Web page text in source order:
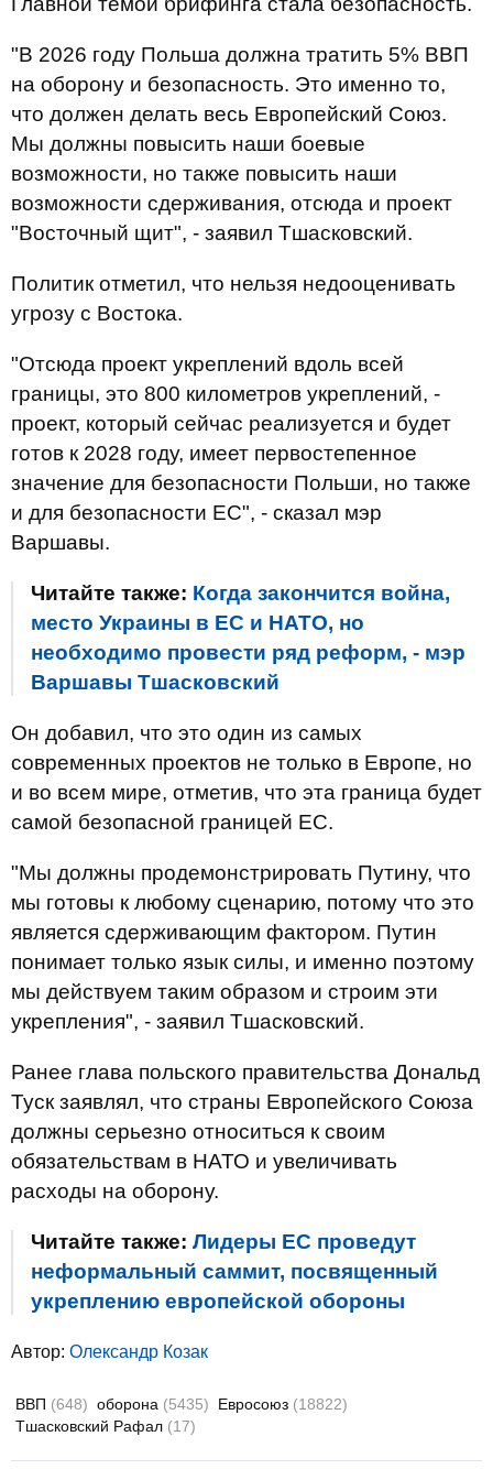
"В 2026 году Польша должна тратить 5% ВВП
на оборону и безопасность. Это именно то,
что должен делать весь Европейский Союз.
Мы должны повысить наши боевые
возможности, но также повысить наши
возможности сдерживания, отсюда и проект
"Восточный щит", - заявил Тшасковский.
Политик отметил, что нельзя недооценивать
угрозу с Востока.
"Отсюда проект укреплений вдоль всей
границы, это 800 километров укреплений, -
проект, который сейчас реализуется и будет
готов к 2028 году, имеет первостепенное
значение для безопасности Польши, но также
и для безопасности ЕС", - сказал мэр
Варшавы.
Читайте также: Когда закончится война,
место Украины в ЕС и НАТО, но
необходимо провести ряд реформ, - мэр
Варшавы Тшасковский
Он добавил, что это один из самых
современных проектов не только в Европе, но
и во всем мире, отметив, что эта граница будет
самой безопасной границей ЕС.
"Мы должны продемонстрировать Путину, что
мы готовы к любому сценарию, потому что это
является сдерживающим фактором. Путин
понимает только язык силы, и именно поэтому
мы действуем таким образом и строим эти
укрепления", - заявил Тшасковский.
Ранее глава польского правительства Дональд
Туск заявлял, что страны Европейского Союза
должны серьезно относиться к своим
обязательствам в НАТО и увеличивать
расходы на оборону.
Читайте также: Лидеры ЕС проведут
неформальный саммит, посвященный
укреплению европейской обороны
Автор: Олександр Козак
ВВП (648) оборона (5435) Евросоюз (18822)
Тшасковский Рафал (17)